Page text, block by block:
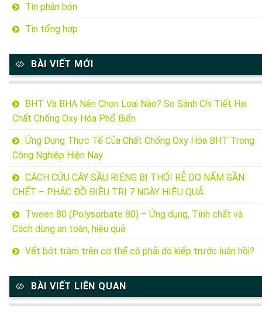
Tin phân bón
Tin tổng hợp
BÀI VIẾT MỚI
BHT Và BHA Nên Chọn Loại Nào? So Sánh Chi Tiết Hai
Chất Chống Oxy Hóa Phổ Biến
Ứng Dụng Thực Tế Của Chất Chống Oxy Hóa BHT Trong
Công Nghiệp Hiện Nay
CÁCH CỨU CÂY SẦU RIÊNG BỊ THỐI RỄ DO NẤM GẦN
CHẾT – PHÁC ĐỒ ĐIỀU TRỊ 7 NGÀY HIỆU QUẢ
Tween 80 (Polysorbate 80) – Ứng dụng, Tính chất và
Cách dùng an toàn, hiệu quả
Vết bớt tràm trên cơ thể có phải do kiếp trước luân hồi?
BÀI VIẾT LIÊN QUAN